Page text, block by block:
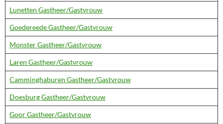
Lunetten Gastheer/Gastvrouw
Goedereede Gastheer/Gastvrouw
Monster Gastheer/Gastvrouw
Laren Gastheer/Gastvrouw
Camminghaburen Gastheer/Gastvrouw
Doesburg Gastheer/Gastvrouw
Goor Gastheer/Gastvrouw